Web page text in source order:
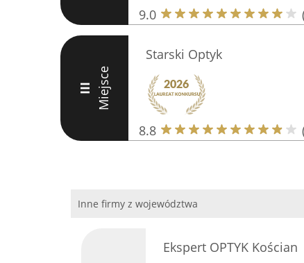
9.0
III Miejsce
Starski Optyk
8.8
Inne firmy z województwa
Ekspert OPTYK Kościan